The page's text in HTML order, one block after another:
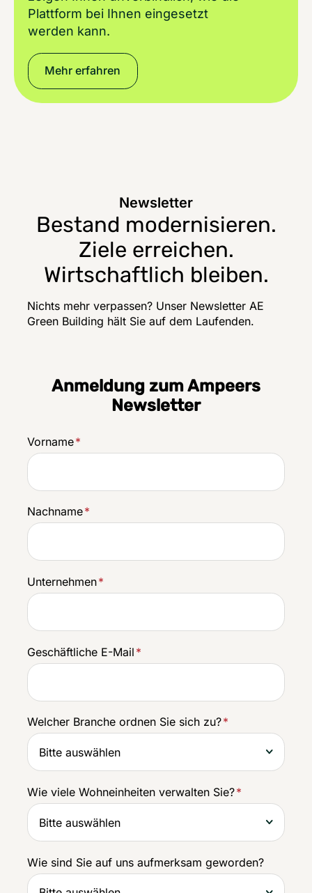
Plattform bei Ihnen eingesetzt
werden kann.
Mehr erfahren
Newsletter
Bestand modernisieren.
Ziele erreichen.
Wirtschaftlich bleiben.
Nichts mehr verpassen? Unser Newsletter AE
Green Building hält Sie auf dem Laufenden.
Anmeldung zum Ampeers
Newsletter
Vorname*
Nachname*
Unternehmen*
Geschäftliche E-Mail *
Welcher Branche ordnen Sie sich zu?*
Wie viele Wohneinheiten verwalten Sie?*
Wie sind Sie auf uns aufmerksam geworden?